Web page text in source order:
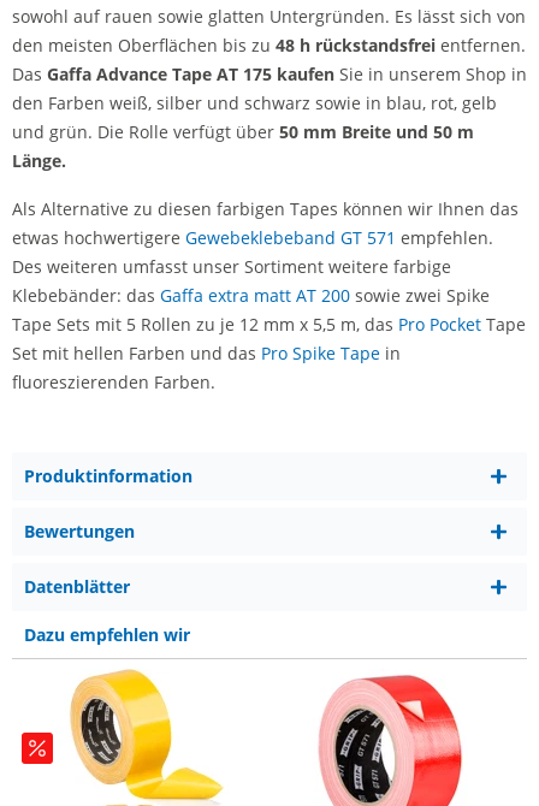
sowohl auf rauen sowie glatten Untergründen. Es lässt sich von
den meisten Oberflächen bis zu 48 h rückstandsfrei entfernen.
Das Gaffa Advance Tape AT 175 kaufen Sie in unserem Shop in
den Farben weiß, silber und schwarz sowie in blau, rot, gelb
und grün. Die Rolle verfügt über 50 mm Breite und 50 m
Länge.
Als Alternative zu diesen farbigen Tapes können wir Ihnen das
etwas hochwertigere Gewebeklebeband GT 571 empfehlen.
Des weiteren umfasst unser Sortiment weitere farbige
Klebebänder: das Gaffa extra matt AT 200 sowie zwei Spike
Tape Sets mit 5 Rollen zu je 12 mm x 5,5 m, das Pro Pocket Tape
Set mit hellen Farben und das Pro Spike Tape in
fluoreszierenden Farben.
Produktinformation
Bewertungen
Datenblätter
Dazu empfehlen wir